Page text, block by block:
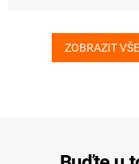
ZOBRAZIT